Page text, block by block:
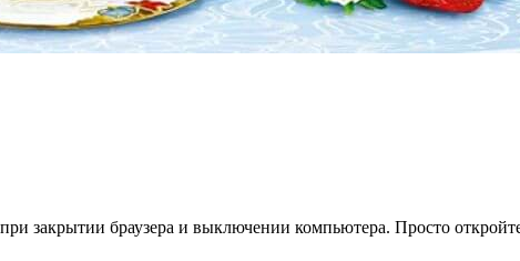
закрытии браузера и выключении компьютера. Просто